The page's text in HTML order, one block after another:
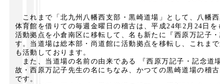
これまで「北九州八幡西支部・黒崎道場」として、八幡
体育館を借りての毎週金曜日の稽古は、平成24年2月24日
活動拠点を小倉南区に移転して、名も新たに『西原万記子
す。当道場は総本部・尚道館に活動拠点を移転し、これま
も活動しております。
また、当道場の名前の由来である 『西原万記子・記念道
故・西原万記子先生の名にちなみ、かつての黒崎道場の稽
です。